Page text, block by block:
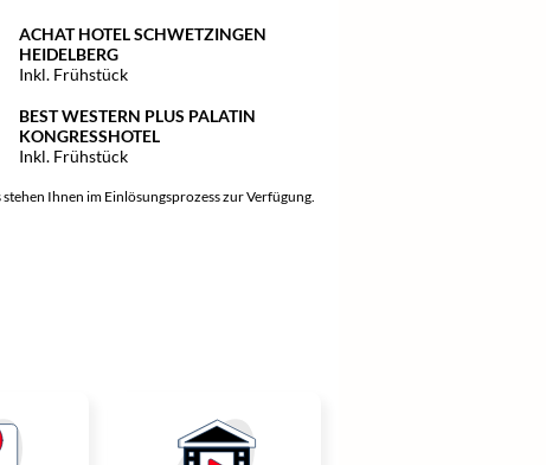
ACHAT HOTEL SCHWETZINGEN
HEIDELBERG
Inkl. Frühstück
BEST WESTERN PLUS PALATIN
KONGRESSHOTEL
Inkl. Frühstück
Ihnen im Einlösungsprozess zur Verfügung.